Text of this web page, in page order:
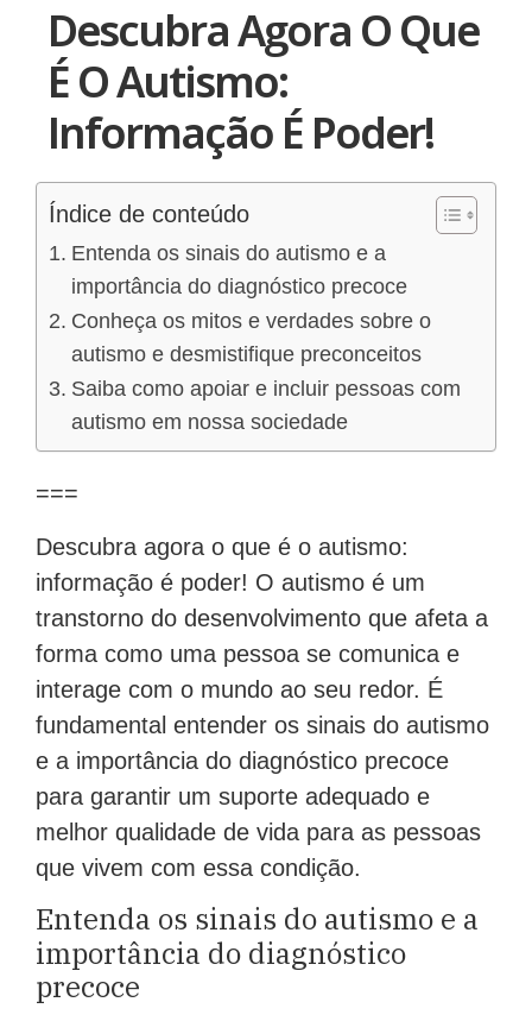
Descubra Agora O Que
É O Autismo:
Informação É Poder!
Índice de conteúdo
Entenda os sinais do autismo e a
importância do diagnóstico precoce
Conheça os mitos e verdades sobre o
autismo e desmistifique preconceitos
Saiba como apoiar e incluir pessoas com
autismo em nossa sociedade
===
Descubra agora o que é o autismo:
informação é poder! O autismo é um
transtorno do desenvolvimento que afeta a
forma como uma pessoa se comunica e
interage com o mundo ao seu redor. É
fundamental entender os sinais do autismo
e a importância do diagnóstico precoce
para garantir um suporte adequado e
melhor qualidade de vida para as pessoas
que vivem com essa condição.
Entenda os sinais do autismo e a
importância do diagnóstico
precoce